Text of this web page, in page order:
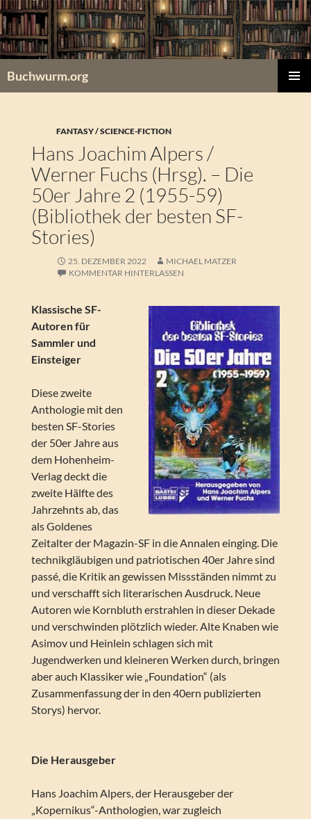
Zum
Inhalt
springen
Buchwurm.org
FANTASY / SCIENCE-FICTION
Hans Joachim Alpers /
Werner Fuchs (Hrsg). – Die
50er Jahre 2 (1955-59)
(Bibliothek der besten SF-
Stories)
25. DEZEMBER 2022
MICHAEL MATZER
KOMMENTAR HINTERLASSEN
Klassische SF-
Autoren für
Sammler und
Einsteiger
Diese zweite
Anthologie mit den
besten SF-Stories
der 50er Jahre aus
dem Hohenheim-
Verlag deckt die
zweite Hälfte des
Jahrzehnts ab, das
als Goldenes
Zeitalter der Magazin-SF in die Annalen einging. Die
technikgläubigen und patriotischen 40er Jahre sind
passé, die Kritik an gewissen Missständen nimmt zu
und verschafft sich literarischen Ausdruck. Neue
Autoren wie Kornbluth erstrahlen in dieser Dekade
und verschwinden plötzlich wieder. Alte Knaben wie
Asimov und Heinlein schlagen sich mit
Jugendwerken und kleineren Werken durch, bringen
aber auch Klassiker wie „Foundation“ (als
Zusammenfassung der in den 40ern publizierten
Storys) hervor.
Die Herausgeber
Hans Joachim Alpers, der Herausgeber der
„Kopernikus“-Anthologien, war zugleich